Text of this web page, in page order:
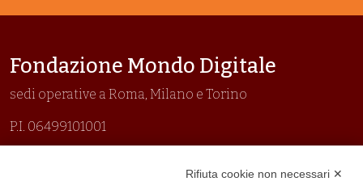
Fondazione Mondo Digitale
sedi operative a Roma, Milano e Torino
P.I. 06499101001
Rifiuta cookie non necessari ✕